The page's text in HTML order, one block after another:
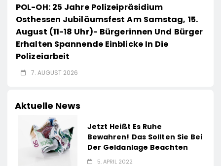
POL-OH: 25 Jahre Polizeipräsidium
Osthessen Jubiläumsfest Am Samstag, 15.
August (11-18 Uhr)- Bürgerinnen Und Bürger
Erhalten Spannende Einblicke In Die
Polizeiarbeit
7. AUGUST 2026
Aktuelle News
Jetzt Heißt Es Ruhe
Bewahren! Das Sollten Sie Bei
Der Geldanlage Beachten
5. APRIL 2022